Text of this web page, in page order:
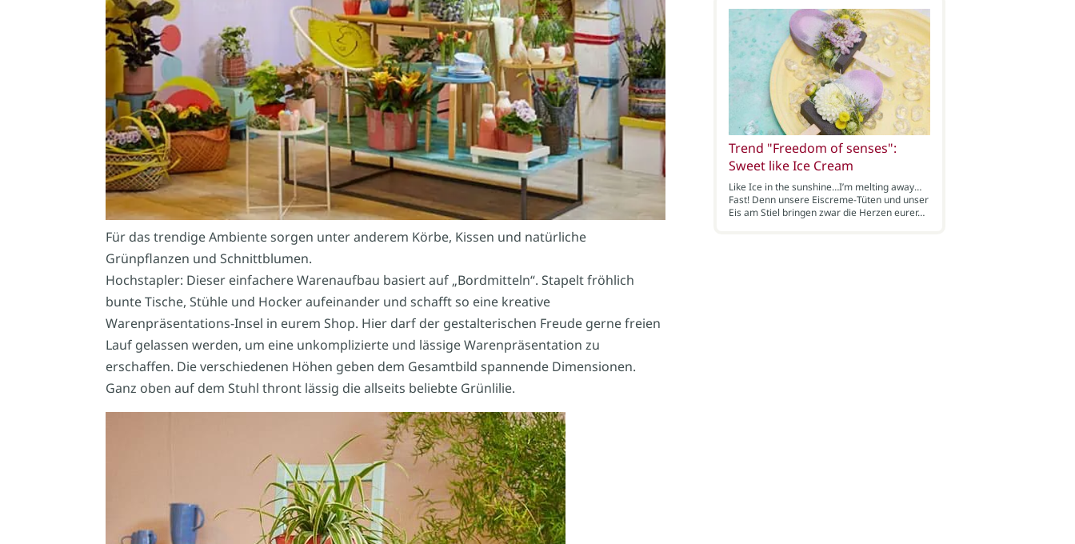
Für das trendige Ambiente sorgen unter anderem Körbe, Kissen und natürliche
Grünpflanzen und Schnittblumen.
Hochstapler: Dieser einfachere Warenaufbau basiert auf „Bordmitteln“. Stapelt fröhlich
bunte Tische, Stühle und Hocker aufeinander und schafft so eine kreative
Warenpräsentations-Insel in eurem Shop. Hier darf der gestalterischen Freude gerne freien
Lauf gelassen werden, um eine unkomplizierte und lässige Warenpräsentation zu
erschaffen. Die verschiedenen Höhen geben dem Gesamtbild spannende Dimensionen.
Ganz oben auf dem Stuhl thront lässig die allseits beliebte Grünlilie.
Trend "Freedom of senses":
Sweet like Ice Cream
Like Ice in the sunshine…I’m melting away…
Fast! Denn unsere Eiscreme-Tüten und unser
Eis am Stiel bringen zwar die Herzen eurer…